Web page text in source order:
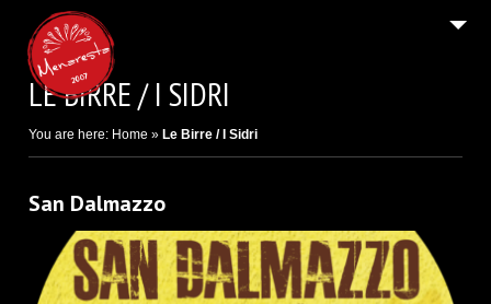
IL BIRRIFICIO DI CARATE BRIANZA
NEWS E FESTIVAL
CONTATTI E INFO LEGALI
LE BIRRE / I SIDRI
You are here: Home » Le Birre / I Sidri
San Dalmazzo